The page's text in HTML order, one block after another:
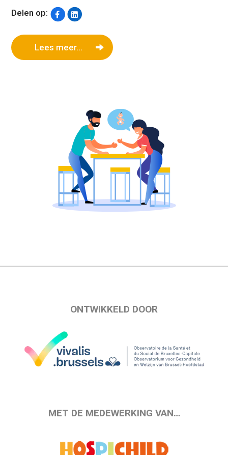
Delen op:
Lees meer...
ONTWIKKELD DOOR
MET DE MEDEWERKING VAN…